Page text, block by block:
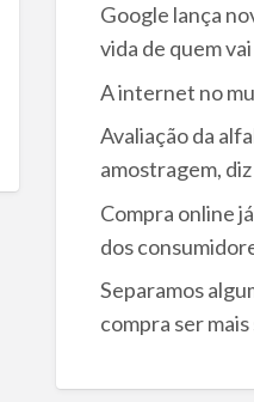
Google lança
vida de quem
A internet no
Avaliação da
amostragem,
Compra online
dos
Separamos
compra ser